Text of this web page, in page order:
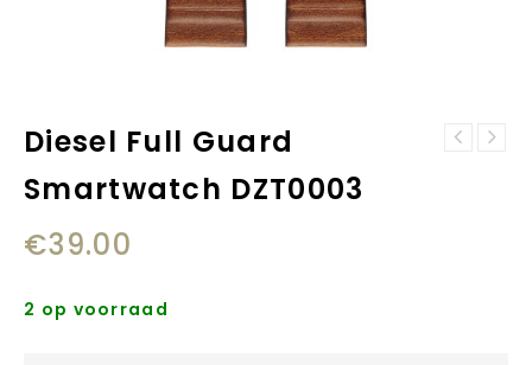
Diesel Full Guard
Smartwatch DZT0003
€39.00
2 op voorraad